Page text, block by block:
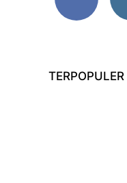
TERPOPULER